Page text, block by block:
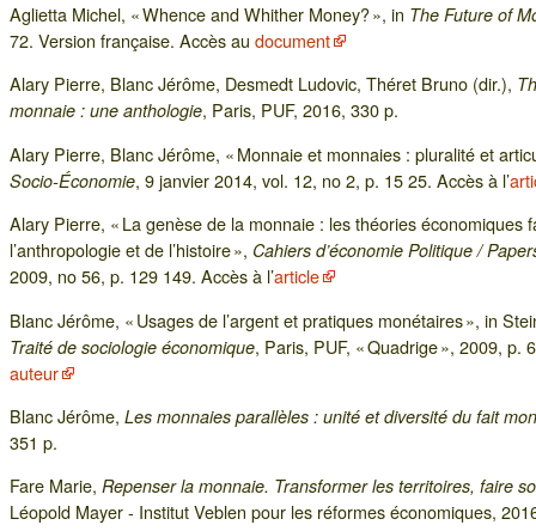
Aglietta Michel, « Whence and Whither Money? », in The Future of
72. Version française. Accès au document
Alary Pierre, Blanc Jérôme, Desmedt Ludovic, Théret Bruno (dir.),
monnaie : une anthologie, Paris, PUF, 2016, 330 p.
Alary Pierre, Blanc Jérôme, « Monnaie et monnaies : pluralité et
Socio-Économie, 9 janvier 2014, vol. 12, no 2, p. 15 25. Accès à l’
Alary Pierre, « La genèse de la monnaie : les théories économiques
l’anthropologie et de l’histoire », Cahiers d’économie Politique /
2009, no 56, p. 129 149. Accès à l’article
Blanc Jérôme, « Usages de l’argent et pratiques monétaires », in
Traité de sociologie économique, Paris, PUF, « Quadrige », 2009, p.
auteur
Blanc Jérôme, Les monnaies parallèles : unité et diversité du fait
351 p.
Fare Marie, Repenser la monnaie. Transformer les territoires, faire
Léopold Mayer - Institut Veblen pour les réformes économiques,